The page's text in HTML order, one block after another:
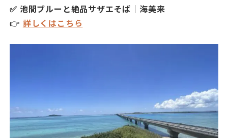
✅ 池間ブルーと絶品サザエそば｜海美来
👉 詳しくはこちら